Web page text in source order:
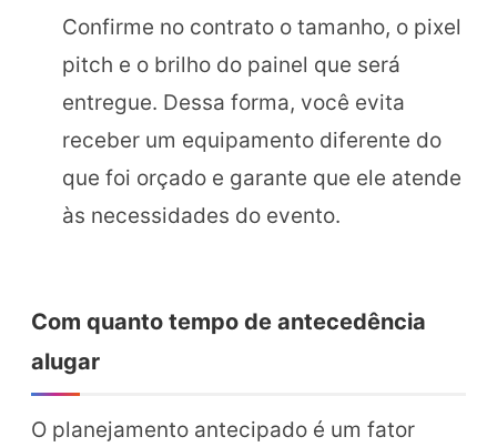
Confirme no contrato o tamanho, o pixel
pitch e o brilho do painel que será
entregue. Dessa forma, você evita
receber um equipamento diferente do
que foi orçado e garante que ele atende
às necessidades do evento.
Com quanto tempo de antecedência
alugar
O planejamento antecipado é um fator